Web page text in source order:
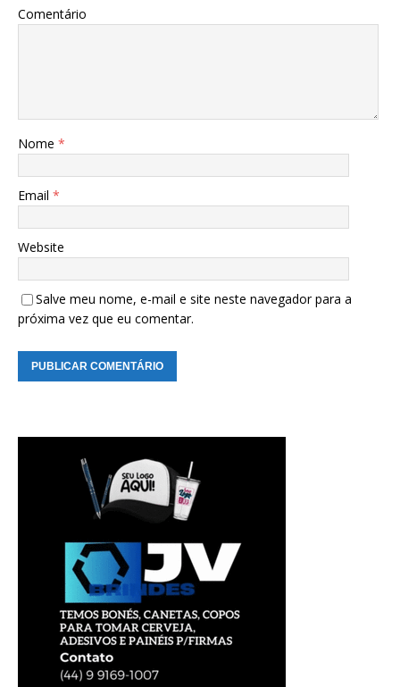
Comentário
Nome *
Email *
Website
Salve meu nome, e-mail e site neste navegador para a
próxima vez que eu comentar.